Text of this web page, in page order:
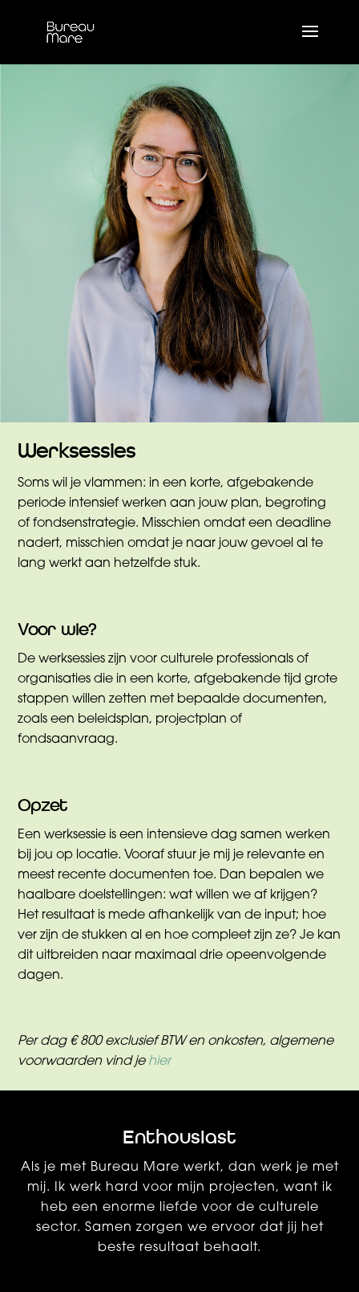
Werksessies
Soms wil je vlammen: in een korte, afgebakende
periode intensief werken aan jouw plan, begroting
of fondsenstrategie. Misschien omdat een deadline
nadert, misschien omdat je naar jouw gevoel al te
lang werkt aan hetzelfde stuk.
Voor wie?
De werksessies zijn voor culturele professionals of
organisaties die in een korte, afgebakende tijd grote
stappen willen zetten met bepaalde documenten,
zoals een beleidsplan, projectplan of
fondsaanvraag.
Opzet
Een werksessie is een intensieve dag samen werken
bij jou op locatie. Vooraf stuur je mij je relevante en
meest recente documenten toe. Dan bepalen we
haalbare doelstellingen: wat willen we af krijgen?
Het resultaat is mede afhankelijk van de input; hoe
ver zijn de stukken al en hoe compleet zijn ze? Je kan
dit uitbreiden naar maximaal drie opeenvolgende
dagen.
Per dag € 800 exclusief BTW en onkosten, algemene
voorwaarden vind je hier
Enthousiast
Als je met Bureau Mare werkt, dan werk je met
mij. Ik werk hard voor mijn projecten, want ik
heb een enorme liefde voor de culturele
sector. Samen zorgen we ervoor dat jij het
beste resultaat behaalt.